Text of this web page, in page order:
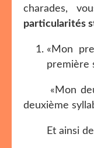
charades,
particularités
«Mon
première
«Mon
deuxième
Et ainsi de